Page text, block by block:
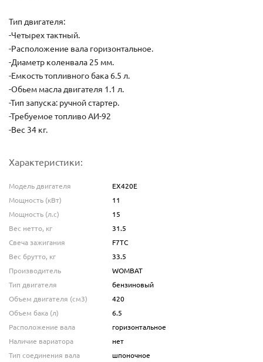
Тип двигателя:
-Четырех тактный.
-Расположение вала горизонтальное.
-Диаметр коленвала 25 мм.
-Емкость топливного бака 6.5 л.
-Обьем масла двигателя 1.1 л.
-Тип запуска: ручной стартер.
-Требуемое топливо АИ-92
-Вес 34 кг.
Характеристики:
Модель двигателя
EX420Е
Мощность (кВт)
11
Мощность (л.с)
15
Вес нетто, кг
31.5
Свеча зажигания
F7TC
Вес брутто, кг
33.5
Производитель
WOMBAT
Тип двигателя
бензиновый
Объем двигателя (см3)
420
Объем бака (л)
6.5
Расположение вала
горизонтальное
Наличие вариатора
нет
Тип соединения вала
шпоночное